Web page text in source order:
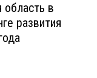
область в
развития